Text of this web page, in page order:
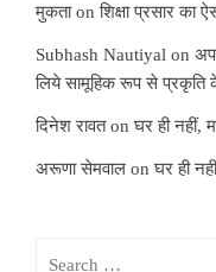
मुकताonशिक्षा प्रसार का
Subhash Nautiyal on
लिये सामूहिक रूप से प्रकृति
दिनेश रावतonघर ही नहीं,
अरूणा सेमवाल onघर ही